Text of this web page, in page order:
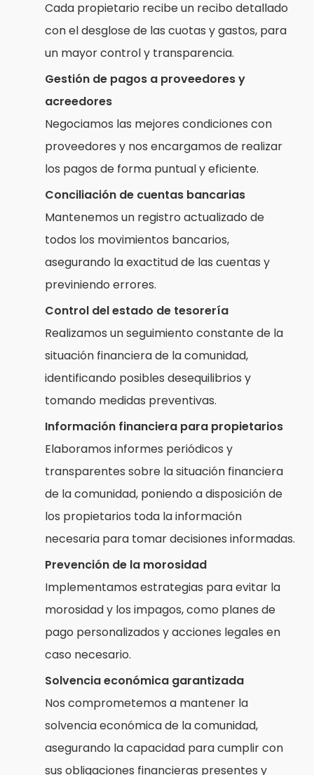
Cada propietario recibe un recibo detallado
con el desglose de las cuotas y gastos, para
un mayor control y transparencia.
Gestión de pagos a proveedores y
acreedores
Negociamos las mejores condiciones con
proveedores y nos encargamos de realizar
los pagos de forma puntual y eficiente.
Conciliación de cuentas bancarias
Mantenemos un registro actualizado de
todos los movimientos bancarios,
asegurando la exactitud de las cuentas y
previniendo errores.
Control del estado de tesorería
Realizamos un seguimiento constante de la
situación financiera de la comunidad,
identificando posibles desequilibrios y
tomando medidas preventivas.
Información financiera para propietarios
Elaboramos informes periódicos y
transparentes sobre la situación financiera
de la comunidad, poniendo a disposición de
los propietarios toda la información
necesaria para tomar decisiones informadas.
Prevención de la morosidad
Implementamos estrategias para evitar la
morosidad y los impagos, como planes de
pago personalizados y acciones legales en
caso necesario.
Solvencia económica garantizada
Nos comprometemos a mantener la
solvencia económica de la comunidad,
asegurando la capacidad para cumplir con
sus obligaciones financieras presentes y